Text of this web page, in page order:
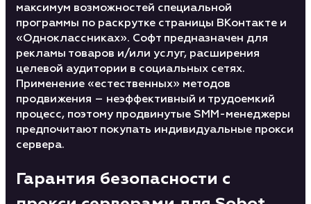
максимум возможностей специальной
программы по раскрутке страницы ВКонтакте и
«Одноклассниках». Софт предназначен для
рекламы товаров и/или услуг, расширения
целевой аудитории в социальных сетях.
Применение «естественных» методов
продвижения – неэффективный и трудоемкий
процесс, поэтому продвинутые SMM-менеджеры
предпочитают покупать индивидуальные прокси
сервера.
Гарантия безопасности с